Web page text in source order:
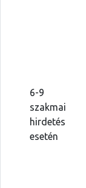
6-9
szakmai
hirdetés
esetén